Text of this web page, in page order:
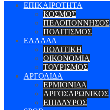
ΕΠΙΚΑΙΡΟΤΗΤΑ
ΚΟΣΜΟΣ
ΠΕΛΟΠΟΝΝΗΣΟΣ
ΠΟΛΙΤΙΣΜΟΣ
ΕΛΛΑΔΑ
ΠΟΛΙΤΙΚΗ
ΟΙΚΟΝΟΜΙΑ
ΤΟΥΡΙΣΜΟΣ
ΑΡΓΟΛΙΔΑ
ΕΡΜΙΟΝΙΔΑ
ΑΡΓΟΣΑΡΩΝΙΚΟΣ
ΕΠΙΔΑΥΡΟΣ